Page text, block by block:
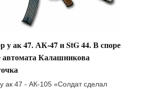
у ак 47. АК-47 и StG 44. В споре
автомата Калашникова
ак 47 - АК-105 «Солдат сделал